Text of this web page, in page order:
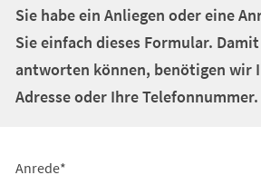
Sie habe ein Anliegen oder eine
Sie einfach dieses Formular.
antworten können, benötigen wir
Adresse oder Ihre Telefonnummer.
Anrede*